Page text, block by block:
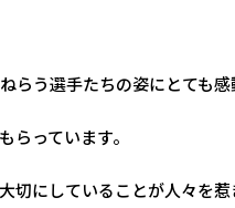
らう選手たちの姿にとても感
っています。
切にしていることが人々を